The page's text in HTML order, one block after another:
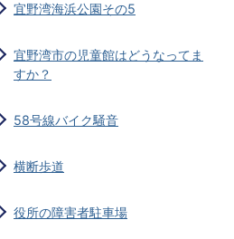
宜野湾海浜公園その5
宜野湾市の児童館はどうなってま
すか？
58号線バイク騒音
横断歩道
役所の障害者駐車場